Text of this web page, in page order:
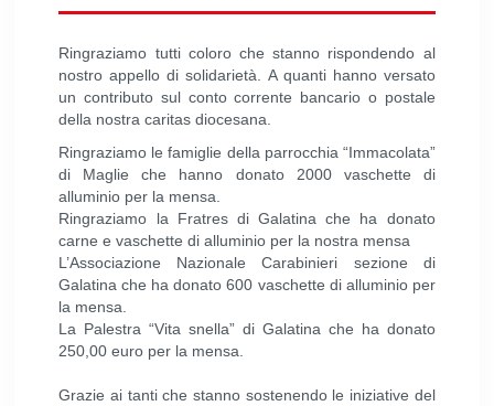
Ringraziamo tutti coloro che stanno rispondendo al
nostro appello di solidarietà. A quanti hanno versato
un contributo sul conto corrente bancario o postale
della nostra caritas diocesana.
Ringraziamo le famiglie della parrocchia “Immacolata”
di Maglie che hanno donato 2000 vaschette di
alluminio per la mensa.
Ringraziamo la Fratres di Galatina che ha donato
carne e vaschette di alluminio per la nostra mensa
L’Associazione Nazionale Carabinieri sezione di
Galatina che ha donato 600 vaschette di alluminio per
la mensa.
La Palestra “Vita snella” di Galatina che ha donato
250,00 euro per la mensa.
Grazie ai tanti che stanno sostenendo le iniziative del